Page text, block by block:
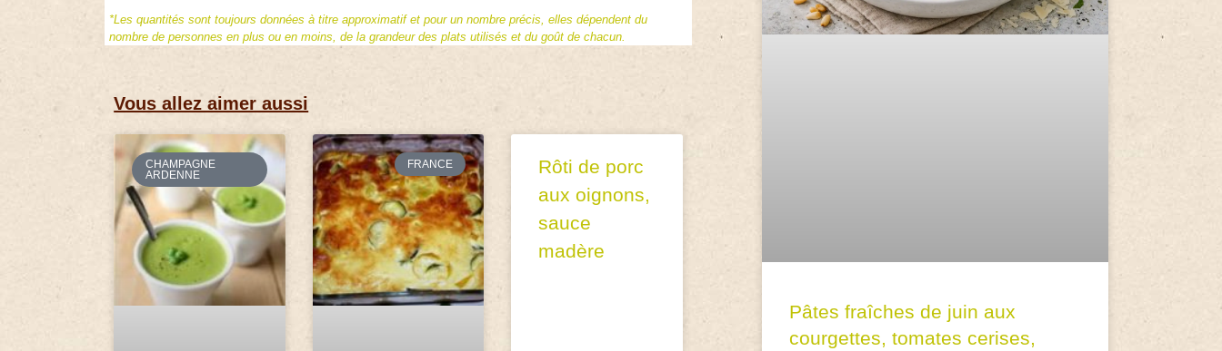
*Les quantités sont toujours données à titre approximatif et pour un nombre précis, elles dépendent du
nombre de personnes en plus ou en moins, de la grandeur des plats utilisés et du goût de chacun.
Vous allez aimer aussi
CHAMPAGNE
ARDENNE
FRANCE
Rôti de porc
aux oignons,
sauce
madère
Pâtes fraîches de juin aux
courgettes, tomates cerises,